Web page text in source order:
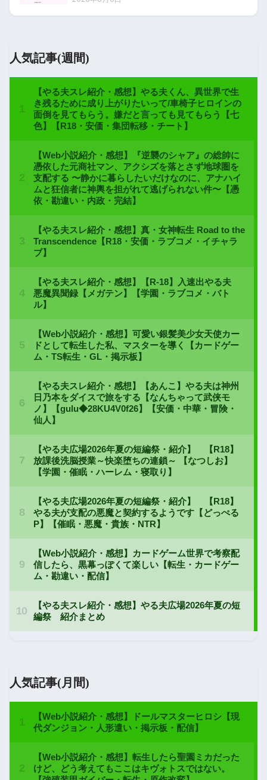
人気記事(週間)
人気記事(月間)